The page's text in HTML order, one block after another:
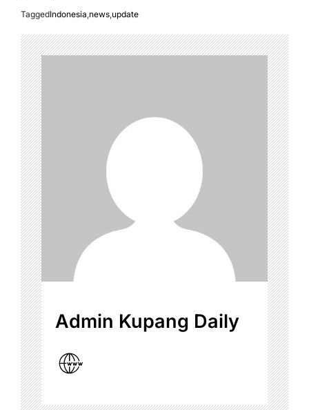
TaggedIndonesia news update
Admin Kupang Daily